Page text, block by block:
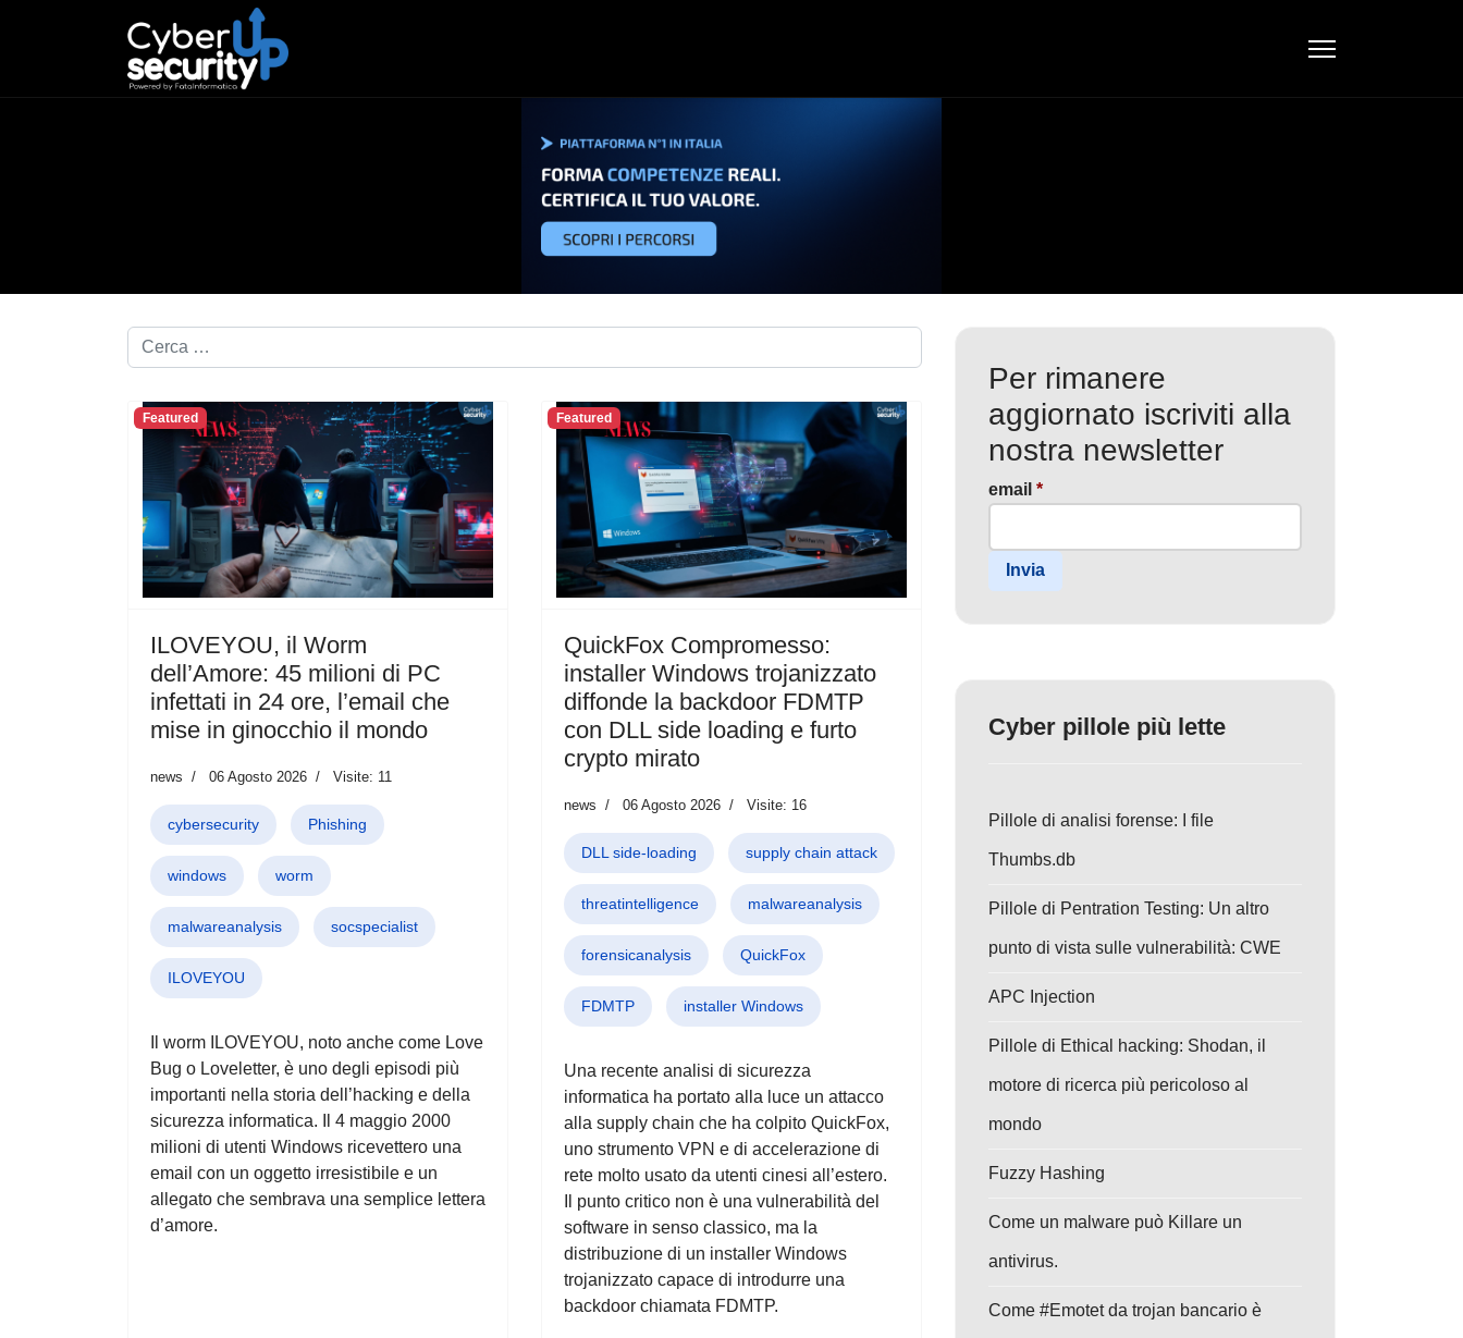
Cerca nel blog...
Featured
ILOVEYOU, il Worm
dell’Amore: 45 milioni di PC
infettati in 24 ore, l’email che
mise in ginocchio il mondo
news 06 Agosto 2026 Visite: 11
cybersecurity Phishing
windows worm
malwareanalysis socspecialist
ILOVEYOU
Il worm ILOVEYOU, noto anche come Love
Bug o Loveletter, è uno degli episodi più
importanti nella storia dell’hacking e della
sicurezza informatica. Il 4 maggio 2000
milioni di utenti Windows ricevettero una
email con un oggetto irresistibile e un
allegato che sembrava una semplice lettera
d’amore.
Featured
QuickFox Compromesso:
installer Windows trojanizzato
diffonde la backdoor FDMTP
con DLL side loading e furto
crypto mirato
news 06 Agosto 2026 Visite: 16
DLL side-loading supply chain attack
threatintelligence malwareanalysis
forensicanalysis QuickFox
FDMTP installer Windows
Una recente analisi di sicurezza
informatica ha portato alla luce un attacco
alla supply chain che ha colpito QuickFox,
uno strumento VPN e di accelerazione di
rete molto usato da utenti cinesi all’estero.
Il punto critico non è una vulnerabilità del
software in senso classico, ma la
distribuzione di un installer Windows
trojanizzato capace di introdurre una
backdoor chiamata FDMTP.
Per rimanere
aggiornato iscriviti alla
nostra newsletter
email *
Invia
Cyber pillole più lette
Pillole di analisi forense: I file
Thumbs.db
Pillole di Pentration Testing: Un altro
punto di vista sulle vulnerabilità: CWE
APC Injection
Pillole di Ethical hacking: Shodan, il
motore di ricerca più pericoloso al
mondo
Fuzzy Hashing
Come un malware può Killare un
antivirus.
Come #Emotet da trojan bancario è